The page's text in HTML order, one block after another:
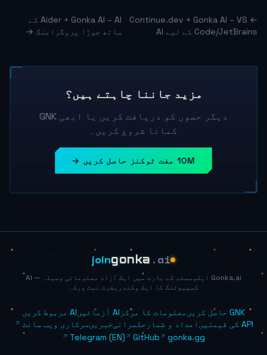
← Continue.dev + Gonka AI – VS
Code/JetBrains کے لیے AI
Aider + Gonka AI – AI کے
ساتھ جوڑا پروگرامنگ →
مزید جاننا چاہتے ہیں؟
دیگر حصوں کو دریافت کریں یا ابھی GNK
کمانا شروع کریں۔
10M مفت ٹوکنز حاصل کریں →
joingonka .ai
Gonka.ai ایکوسسٹم کے بارے میں ایک آزاد معلوماتی وسیلہ — AI
کمپیوٹنگ کا ایک وکندریقرت نیٹ ورک۔
GNK حاصل کریں معلومات کا مرکز AI آزمائیں
AI مربوط کریں
API کی قیمتیں
اعداد و شمار حکمرانیخبریںسرکاری ویب سائٹ
gonka.gg
GitHub
Telegram (EN)